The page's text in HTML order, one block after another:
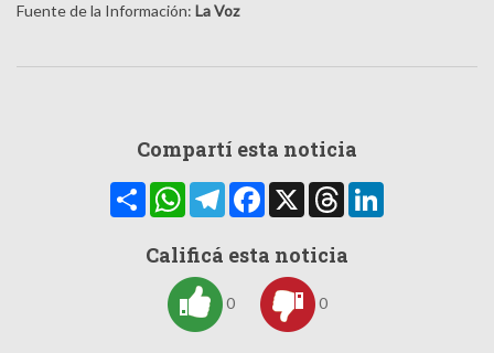
Fuente de la Información: La Voz
Compartí esta noticia
CompartirWhatsAppTelegramFacebook
X Threads
Calificá esta noticia
0 0